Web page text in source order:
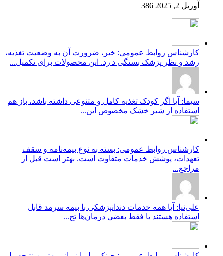
آوریل 2, 2025 386
کارشناس روابط عمومی: خیر، ضرورت آن به وضعیت تغذیه،
رشد و نظر پزشک بستگی دارد. این محصولات برای تکمیل...
سیما: آیا اگر کودک تغذیه کامل و متنوعی داشته باشد، باز هم
استفاده از شیر خشک مخصوص این...
کارشناس روابط عمومی: بسته به نوع بیمه‌نامه و سقف
تعهدات، پوشش خدمات متفاوت است. بهتر است قبل از
مراجع...
علی‌نیا: آیا همه خدمات دندانپزشکی با بیمه سرمد قابل
استفاده هستند یا فقط بعضی درمان‌ها تح...